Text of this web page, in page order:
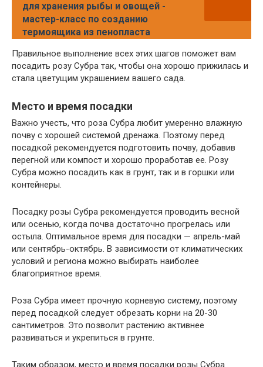
для хранения рыбы и овощей -
мастер-класс по созданию
термоящика из пенопласта
Правильное выполнение всех этих шагов поможет вам
посадить розу Субра так, чтобы она хорошо прижилась и
стала цветущим украшением вашего сада.
Место и время посадки
Важно учесть, что роза Субра любит умеренно влажную
почву с хорошей системой дренажа. Поэтому перед
посадкой рекомендуется подготовить почву, добавив
перегной или компост и хорошо проработав ее. Розу
Субра можно посадить как в грунт, так и в горшки или
контейнеры.
Посадку розы Субра рекомендуется проводить весной
или осенью, когда почва достаточно прогрелась или
остыла. Оптимальное время для посадки — апрель-май
или сентябрь-октябрь. В зависимости от климатических
условий и региона можно выбирать наиболее
благоприятное время.
Роза Субра имеет прочную корневую систему, поэтому
перед посадкой следует обрезать корни на 20-30
сантиметров. Это позволит растению активнее
развиваться и укрепиться в грунте.
Таким образом, место и время посадки розы Субра